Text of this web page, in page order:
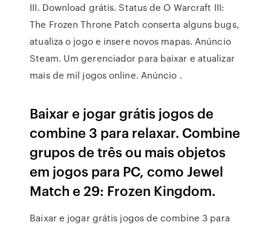
III. Download grátis. Status de O Warcraft III:
The Frozen Throne Patch conserta alguns bugs,
atualiza o jogo e insere novos mapas. Anúncio
Steam. Um gerenciador para baixar e atualizar
mais de mil jogos online. Anúncio .
Baixar e jogar grátis jogos de
combine 3 para relaxar. Combine
grupos de três ou mais objetos
em jogos para PC, como Jewel
Match e 29: Frozen Kingdom.
Baixar e jogar grátis jogos de combine 3 para